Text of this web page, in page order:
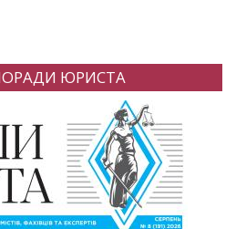
ЮРИСТА